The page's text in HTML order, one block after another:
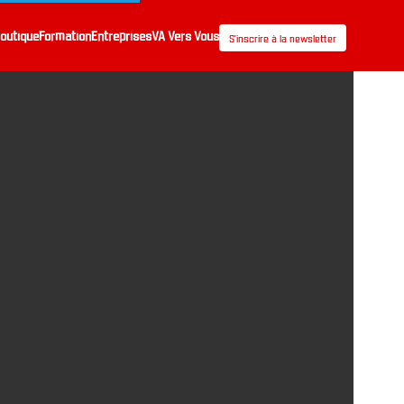
FormationEntreprisesVA Vers Vous S’inscrire à la newsletter